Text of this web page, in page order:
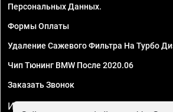
Персональных Данных.
Формы Оплаты
Удаление Сажевого Фильтра На Турбо
Чип Тюнинг BMW После 2020.06
Заказать Звонок
ИП Смирнов Георгий Павлович. ИНН